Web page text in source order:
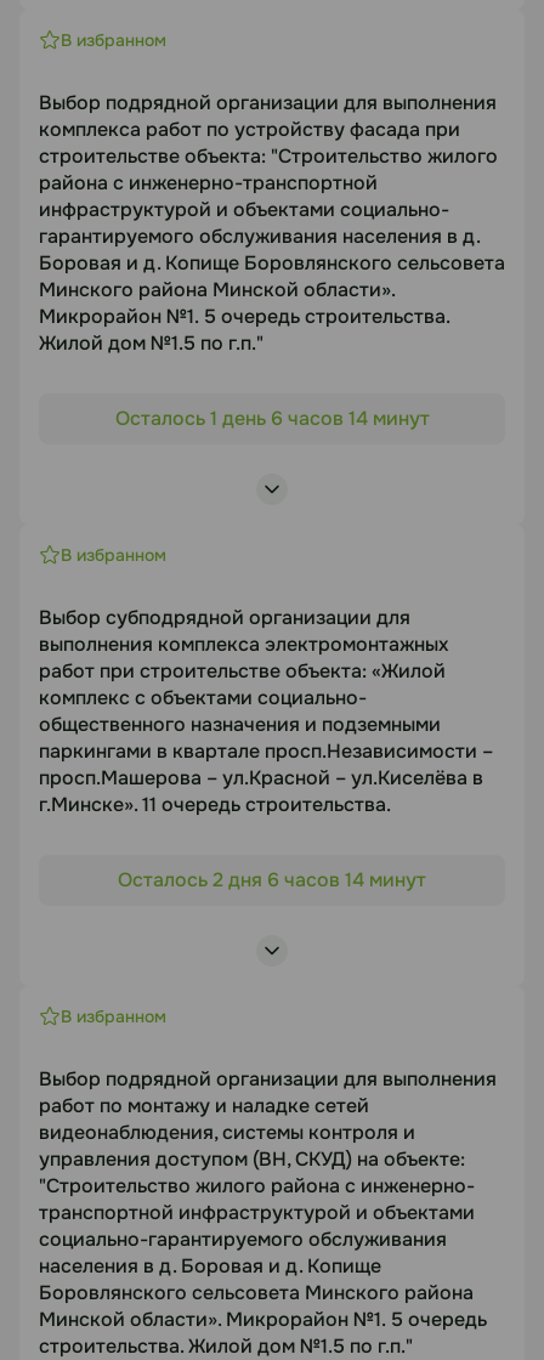
Статус
Посмотреть лоты
Выбор организации на комплекс работ: по
озеленению
Срок подачи
21.08.2026
Документация
https://disk.yandex.ru/d/Qg_P1Exq47DG6Q
В работе
Выбор подрядной организации для выполнения
комплекса работ по устройству фасада при
строительстве объекта: "Строительство жилого
района с инженерно-транспортной
инфраструктурой и объектами социально-
гарантируемого обслуживания населения в д.
Боровая и д. Копище Боровлянского сельсовета
Минского района Минской области».
Микрорайон №1. 5 очередь строительства.
Жилой дом №1.5 по г.п."
"Строительство жилого района с инженерно-
социально-гарантируемого обслуживания
Боровлянского сельсовета Минского района
строительства. Жилой дом №1.5 по г.п."
Предмет торгов
Выбор подрядной организации для выполнения
комплекса работ по устройству фасада при
строительстве объекта
Срок подачи
11.08.2026
Документация
Статус
Посмотреть лоты
В избранном
Осталось 1 день 6 часов 14 минут
Выбор субподрядной организации для
выполнения комплекса электромонтажных
работ при строительстве объекта: «Жилой
комплекс с объектами социально-
общественного назначения и подземными
паркингами в квартале просп.Независимости –
просп.Машерова – ул.Красной – ул.Киселёва в
г.Минске». 11 очередь строительства.
«Жилой комплекс с объектами социально-
паркингами в квартале просп.Независимости –
г.Минске». 11 очередь строительства.
Выбор субподрядной организации для
выполнения комплекса электромонтажных работ
при строительстве объекта
Срок подачи
12.08.2026
Документация
https://disk.yandex.by/d/ZBaBc2JNHQ4Spg
В избранном
Осталось 2 дня 6 часов 14 минут
Выбор подрядной организации для выполнения
работ по монтажу и наладке сетей
видеонаблюдения, системы контроля и
управления доступом (ВН, СКУД) на объекте:
"Строительство жилого района с инженерно-
транспортной инфраструктурой и объектами
социально-гарантируемого обслуживания
населения в д. Боровая и д. Копище
Боровлянского сельсовета Минского района
Минской области». Микрорайон №1. 5 очередь
строительства. Жилой дом №1.5 по г.п."
В избранном